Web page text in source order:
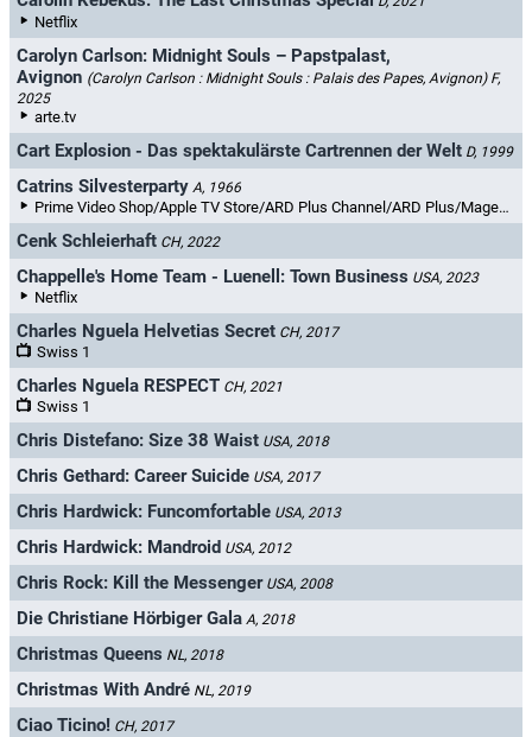
Netflix
Carolyn Carlson: Midnight Souls – Papstpalast,
Avignon (Carolyn Carlson : Midnight Souls : Palais des Papes, Avignon) F,
2025
arte.tv
Cart Explosion - Das spektakulärste Cartrennen der Welt D, 1999
Catrins Silvesterparty A, 1966
Prime Video Shop/Apple TV Store/ARD Plus Channel/ARD Plus/MagentaTV+/YouTube Filme & TV
Cenk Schleierhaft CH, 2022
Chappelle's Home Team - Luenell: Town Business USA, 2023
Netflix
Charles Nguela Helvetias Secret CH, 2017
Swiss 1
Charles Nguela RESPECT CH, 2021
Swiss 1
Chris Distefano: Size 38 Waist USA, 2018
Chris Gethard: Career Suicide USA, 2017
Chris Hardwick: Funcomfortable USA, 2013
Chris Hardwick: Mandroid USA, 2012
Chris Rock: Kill the Messenger USA, 2008
Die Christiane Hörbiger Gala A, 2018
Christmas Queens NL, 2018
Christmas With André NL, 2019
Ciao Ticino! CH, 2017